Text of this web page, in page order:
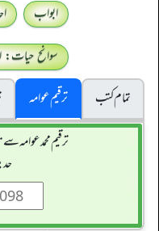
ابواب
سوانح حیات:
تمام کتب
ترقیم عوامہ
ترقیم محمدعوامہ سے